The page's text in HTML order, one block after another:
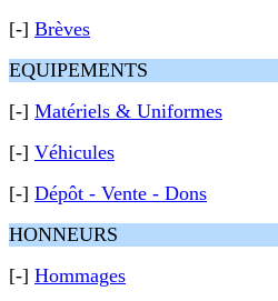
[-] Brèves
EQUIPEMENTS
[-] Matériels & Uniformes
[-] Véhicules
[-] Dépôt - Vente - Dons
HONNEURS
[-] Hommages